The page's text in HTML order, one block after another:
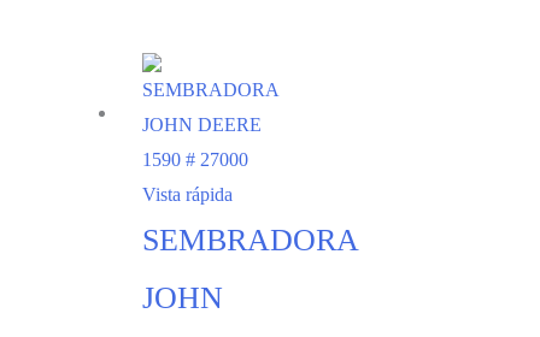
Vista rápida
SEMBRADORA
JOHN